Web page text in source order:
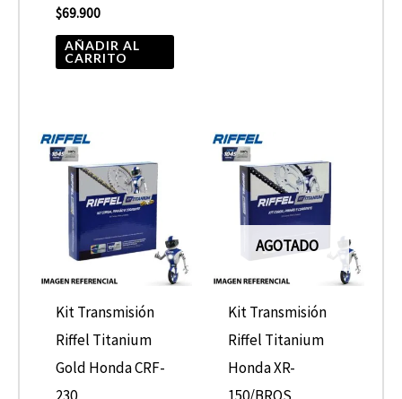
$69.900
AÑADIR AL
CARRITO
Kit Transmisión
Riffel Titanium
Gold Honda CRF-
230
AGOTADO
Kit Transmisión
Riffel Titanium
Honda XR-
150/BROS